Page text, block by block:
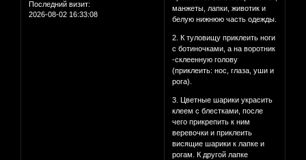
Последний визит:
2026-08-02 16:33:08
манжеты, лапки, животик и
белую нижнюю часть одежды.
2. К туловищу приклеить ноги
с ботиночками, а на воротник
-склеенную голову
(приклеить: нос, глаза, уши и
рога).
3. Цветные шарики украсить
клеем с блестками, после
чего прикрепить к ним
веревочки и приклеить
висящие шарики к лапке и
рогам. К другой лапке